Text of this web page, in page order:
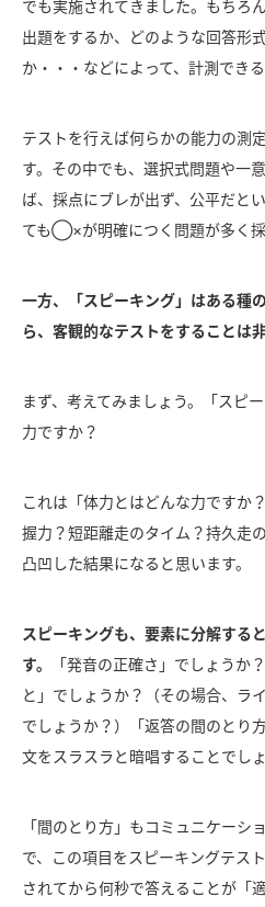
でも実施されてきました。もちろ
出題をするか、どのような回答形
か・・・などによって、計測できる
テストを行えば何らかの能力の測
す。その中でも、選択式問題や一
ば、採点にブレが出ず、公平だと
ても◯×が明確につく問題が多く採
一方、「スピーキング」はある種
ら、客観的なテストをすることは
まず、考えてみましょう。「スピ
力ですか？
これは「体力とはどんな力ですか
握力？短距離走のタイム？持久走
凸凹した結果になると思います。
スピーキングも、要素に分解する
す。
「発音の正確さ」でしょうか
と」でしょうか？（その場合、ラ
でしょうか？）「返答の間のとり
文をスラスラと暗唱することでし
「間のとり方」もコミュニケーシ
で、この項目をスピーキングテス
されてから何秒で答えることが「